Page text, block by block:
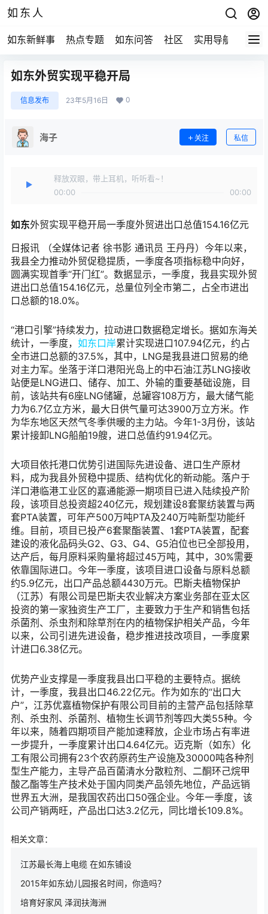
如东人
如东新鲜事 热点专题 如东问答 社区 实用导航 如东
如东外贸实现平稳开局
信息发布 23年5月16日 0
海子 关注 私信
释放双眼，带上耳机，听听看~！
00:00
00:00
如东外贸实现平稳开局一季度外贸进出口总值154.16亿元
日报讯 （全媒体记者 徐书影 通讯员 王丹丹）今年以来，
我县全力推动外贸促稳提质，一季度各项指标稳中向好，
圆满实现首季“开门红”。数据显示，一季度，我县实现外贸
进出口总值154.16亿元，总量位列全市第二，占全市进出
口总额的18.0%。
“港口引擎”持续发力，拉动进口数据稳定增长。据如东海关
统计，一季度， 如东口岸累计实现进口107.94亿元，约占
全市进口总额的37.5%，其中，LNG是我县进口贸易的绝
对主力军。坐落于洋口港阳光岛上的中石油江苏LNG接收
站便是LNG进口、储存、加工、外输的重要基础设施，目
前，该站共有6座LNG储罐，总罐容108万方，最大储气能
力为6.7亿立方米，最大日供气量可达3900万立方米。作
为华东地区天然气冬季供暖的主力站。今年1-3月份，该站
累计接卸LNG船舶19艘，进口总值约91.94亿元。
大项目依托港口优势引进国际先进设备、进口生产原材
料，成为我县外贸稳中提质、结构优化的新动能。落户于
洋口港临港工业区的嘉通能源一期项目已进入陆续投产阶
段，该项目总投资超240亿元，规划建设8套聚纺装置与两
套PTA装置，可年产500万吨PTA及240万吨新型功能纤
维。目前，项目已投产6套聚酯装置、1套PTA装置，配套
建设的液化品码头G2、G3、G4、G5泊位也已全部投用，
达产后，每月原料采购量将超过45万吨，其中，30%需要
依靠国际进口。今年一季度，该项目进口设备与原料总额
约5.9亿元，出口产品总额4430万元。巴斯夫植物保护
（江苏）有限公司是巴斯夫农业解决方案业务部在亚太区
投资的第一家独资生产工厂，主要致力于生产和销售包括
杀菌剂、杀虫剂和除草剂在内的植物保护相关产品，今年
以来，公司引进先进设备，稳步推进技改项目，一季度累
计进口6.38亿元。
优势产业支撑是一季度我县出口平稳的主要特点。据统
计，一季度，我县出口46.22亿元。作为如东的“出口大
户”，江苏优嘉植物保护有限公司目前的主营产品包括除草
剂、杀虫剂、杀菌剂、植物生长调节剂等四大类55种。今
年以来，随着四期项目产能加速释放，企业市场占有率进
一步提升，一季度累计出口4.64亿元。迈克斯（如东）化
工有限公司拥有23个农药原药生产设施及30000吨各种剂
型生产能力，主导产品百菌清水分散粒剂、二酮环己烷甲
酸乙酯等生产技术处于国内同类产品领先地位，产品远销
世界五大洲，是我国农药出口50强企业。今年一季度，该
公司产销两旺，产品出口达3.2亿元，同比增长109.8%。
相关文章：
江苏最长海上电缆 在如东铺设
2015年如东幼儿园报名时间，你造吗？
培育好家风 泽润扶海洲